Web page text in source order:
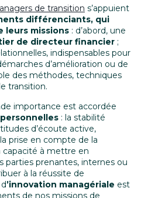
de transition s’appuient
différenciants, qui
leurs missions : d’abord, une
de directeur financier ;
indispensables pour
d’amélioration ou de
des méthodes, techniques
transition.
importance est accordée
: la stabilité
d’écoute active,
prise en compte de la
capacité à mettre en
parties prenantes, internes ou
à la réussite de
’innovation managériale est
de nos missions de